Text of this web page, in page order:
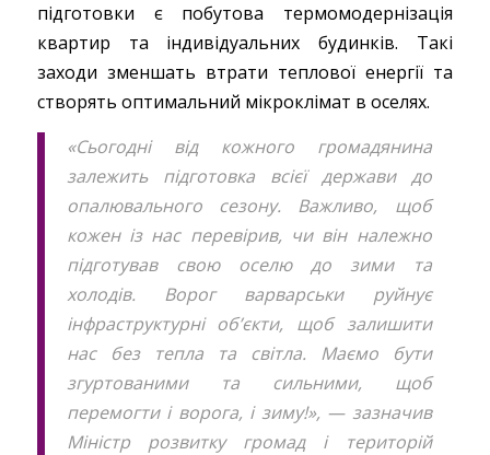
підготовки є побутова термомодернізація
квартир та індивідуальних будинків. Такі
заходи зменшать втрати теплової енергії та
створять оптимальний мікроклімат в оселях.
«Сьогодні від кожного громадянина
залежить підготовка всієї держави до
опалювального сезону. Важливо, щоб
кожен із нас перевірив, чи він належно
підготував свою оселю до зими та
холодів. Ворог варварськи руйнує
інфраструктурні об’єкти, щоб залишити
нас без тепла та світла. Маємо бути
згуртованими та сильними, щоб
перемогти і ворога, і зиму!», — зазначив
Міністр розвитку громад і територій